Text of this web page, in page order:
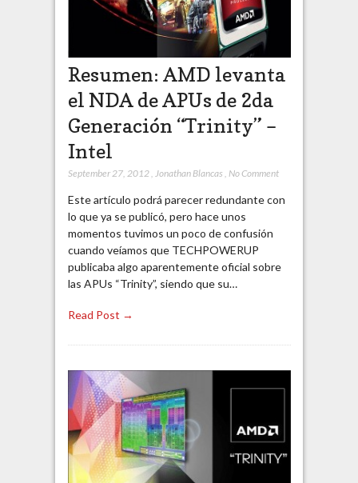
Resumen: AMD levanta
el NDA de APUs de 2da
Generación “Trinity” –
Intel
September 27, 2012, Jonathan Blancas , No Comment
Este artículo podrá parecer redundante con
lo que ya se publicó, pero hace unos
momentos tuvimos un poco de confusión
cuando veíamos que TECHPOWERUP
publicaba algo aparentemente oficial sobre
las APUs “Trinity”, siendo que su…
Read Post →